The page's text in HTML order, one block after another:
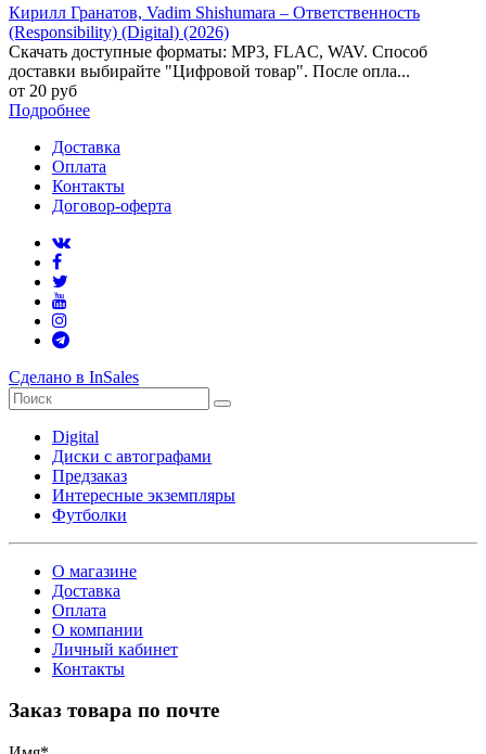
Кирилл Гранатов, Vadim Shishumara – Ответственность
(Responsibility) (Digital) (2026)
Скачать доступные форматы: MP3, FLAC, WAV. Способ
доставки выбирайте "Цифровой товар". После опла...
от 20 руб
Подробнее
Доставка
Оплата
Контакты
Договор-оферта
Сделано в InSales
Digital
Диски с автографами
Предзаказ
Интересные экземпляры
Футболки
О магазине
Доставка
Оплата
О компании
Личный кабинет
Контакты
Заказ товара по почте